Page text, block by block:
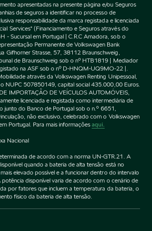
apresentadas na presente página e/ou Seguros
de seguros a identificar no processo de
responsabilidade da marca registada e licenciada
Services" (Financiamento e Seguros através do
- Sucursal em Portugal | C.R.C Amadora, sob o
Permanente de Volkswagen Bank
Gifhorner Strasse, 57, 38112 Braunschweig,
de Braunschweig sob o nº HTB1819 | Mediador
na ASF sob o nº D-HNQM-UQ9MO-22 |.
através da Volkswagen Renting Unipessoal,
o NUPC 507850149, capital social 435.000,00 Euros.
IMPORTAÇÃO DE VEÍCULOS AUTOMÓVEIS,
licenciada e registada como intermediária de
junto do Banco de Portugal sob o n.º 6651,
não exclusivo, celebrado com o Volkswagen
Portugal. Para mais informaçõesaqui.
Nacional
de acordo com a norma UN-GTR.21. A
quando a bateria de alta tensão está no
elevado possível e a funcionar dentro do intervalo
disponível varia de acordo com o cenário de
por fatores que incluem a temperatura da bateria, o
físico da bateria de alta tensão.